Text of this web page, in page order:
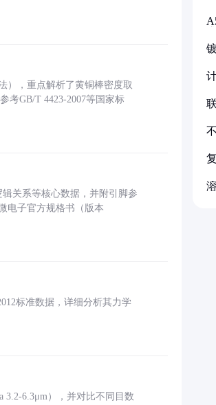
），重点解析了黄铜棒密度取
考GB/T 4423-2007等国家标
关系等核心数据，并附引脚参
电子官方规格书（版本
标准数据，详细分析其力学
3.2-6.3μm），并对比不同目数